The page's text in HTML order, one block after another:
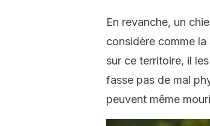
En revanche, un
considère comme la
sur ce territoire, il
fasse pas de mal
peuvent même